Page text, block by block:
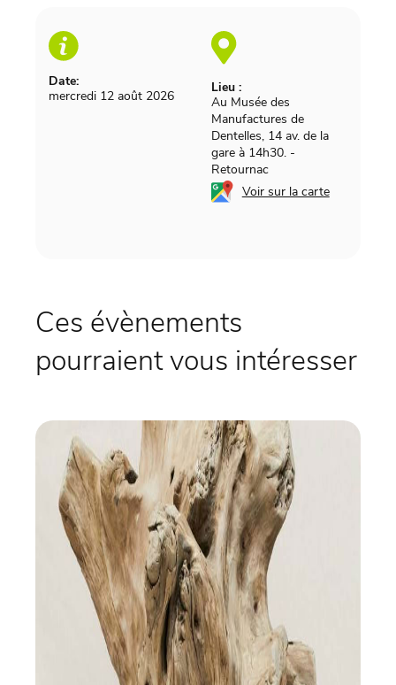
Date:
mercredi 12 août 2026
Lieu :
Au Musée des
Manufactures de
Dentelles, 14 av. de la
gare à 14h30. -
Retournac
Voir sur la carte
Ces évènements
pourraient vous intéresser